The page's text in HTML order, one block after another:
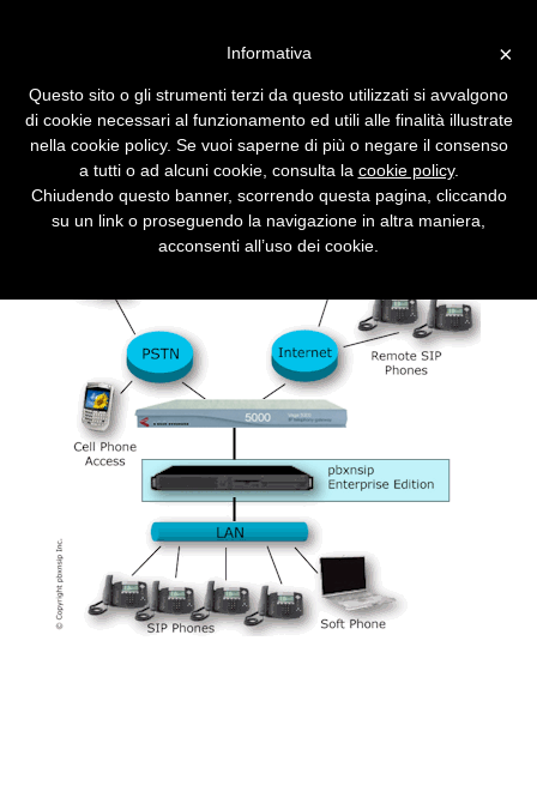
prova di futuro
La piattaforma di comunicazione pbxnsip
arriva alla release 4.0. Un centralino
completo, affidabile e sicuro.
×
Informativa
Questo sito o gli strumenti terzi da questo utilizzati si avvalgono
di cookie necessari al funzionamento ed utili alle finalità illustrate
nella cookie policy. Se vuoi saperne di più o negare il consenso
a tutti o ad alcuni cookie, consulta la cookie policy.
Chiudendo questo banner, scorrendo questa pagina, cliccando
su un link o proseguendo la navigazione in altra maniera,
acconsenti all’uso dei cookie.